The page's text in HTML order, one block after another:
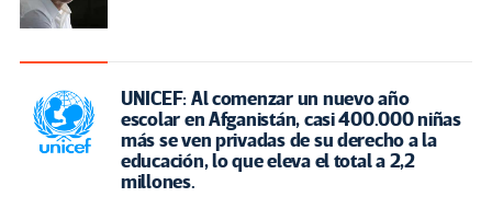
UNICEF: Al comenzar un nuevo año
escolar en Afganistán, casi 400.000 niñas
más se ven privadas de su derecho a la
educación, lo que eleva el total a 2,2
millones.